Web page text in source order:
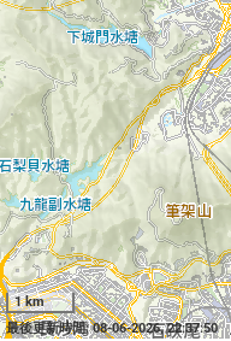
1 km
最後更新時間: 08-06-2026, 22:37:50